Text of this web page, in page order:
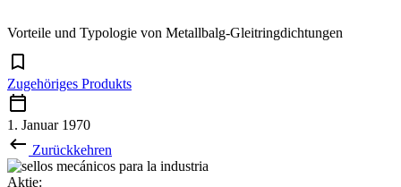
Vorteile und Typologie von Metallbalg-Gleitringdichtungen
Zugehöriges Produkts
1. Januar 1970
Zurückkehren
Aktie: